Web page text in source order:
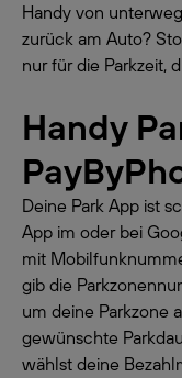
Handy von
zurück am Auto?
nur für die Parkzeit,
Handy
Deine Park App ist
App im oder bei
mit
gib die
um deine Parkzone
gewünschte
wählst deine